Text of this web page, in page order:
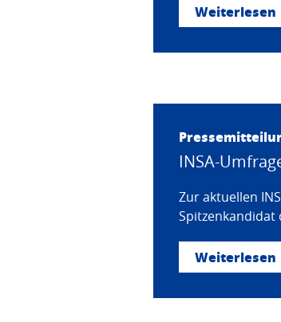
Weiterlesen
INSA-
Zur aktuellen
Spitzenkandidat
Weiterlesen